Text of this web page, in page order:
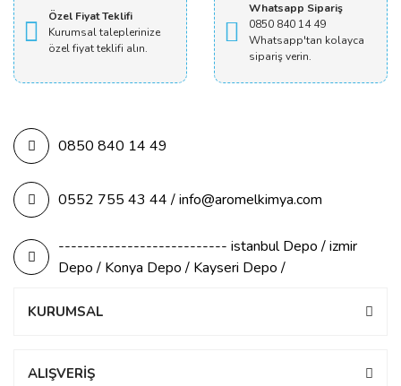
Özel Fiyat Teklifi
Kurumsal taleplerinize
özel fiyat teklifi alın.
Whatsapp Sipariş
0850 840 14 49
Whatsapp'tan kolayca
sipariş verin.
0850 840 14 49
0552 755 43 44 / info@aromelkimya.com
--------------------------- istanbul Depo / izmir
Depo / Konya Depo / Kayseri Depo /
KURUMSAL
ALIŞVERİŞ